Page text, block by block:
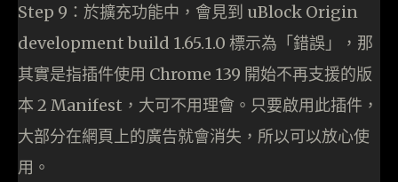
Step 9：於擴充功能中，會見到 uBlock Origin
development build 1.65.1.0 標示為「錯誤」，那
其實是指插件使用 Chrome 139 開始不再支援的版
本 2 Manifest，大可不用理會。只要啟用此插件，
大部分在網頁上的廣告就會消失，所以可以放心使
用。